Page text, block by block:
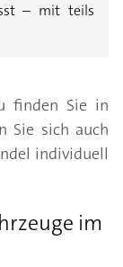
– mit teils
finden Sie in
Sie sich auch
individuell
im